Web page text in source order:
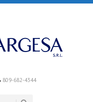
809-682-4344